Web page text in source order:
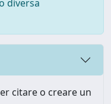
diversa
citare o creare un